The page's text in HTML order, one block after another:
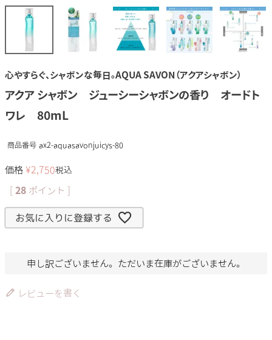
心やすらぐ、シャボンな毎日。AQUA SAVON（アクアシャボン）
アクア シャボン ジューシーシャボンの香り オードト
ワレ 80mL
商品番号 ax2-aquasavonjuicys-80
価格 ¥2,750税込
28 ポイント ]
お気に入りに登録する
申し訳ございません。ただいま在庫がございません。
レビューを書く